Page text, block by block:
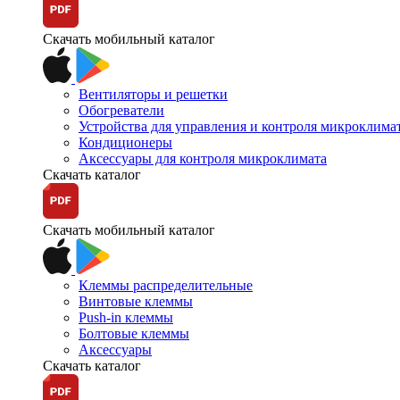
Скачать мобильный каталог
Вентиляторы и решетки
Обогреватели
Устройства для управления и контроля
Кондиционеры
Аксессуары для контроля микроклимата
Скачать каталог
Скачать мобильный каталог
Клеммы распределительные
Винтовые клеммы
Push-in клеммы
Болтовые клеммы
Аксессуары
Скачать каталог